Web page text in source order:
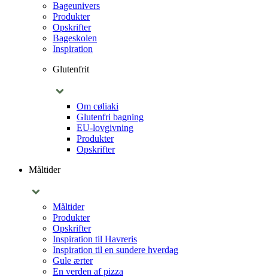
Bageunivers
Produkter
Opskrifter
Bageskolen
Inspiration
Glutenfrit
Om cøliaki
Glutenfri bagning
EU-lovgivning
Produkter
Opskrifter
Måltider
Måltider
Produkter
Opskrifter
Inspiration til Havreris
Inspiration til en sundere hverdag
Gule ærter
En verden af pizza